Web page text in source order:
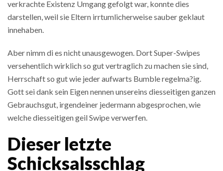
verkrachte Existenz Umgang gefolgt war, konnte dies
darstellen, weil sie Eltern irrtumlicherweise sauber geklaut
innehaben.
Aber nimm di es nicht unausgewogen. Dort Super-Swipes
versehentlich wirklich so gut vertraglich zu machen sie sind,
Herrschaft so gut wie jeder aufwarts Bumble regelma?ig.
Gott sei dank sein Eigen nennen unsereins diesseitigen ganzen
Gebrauchsgut, irgendeiner jedermann abgesprochen, wie
welche diesseitigen geil Swipe verwerfen.
Dieser letzte
Schicksalsschlag